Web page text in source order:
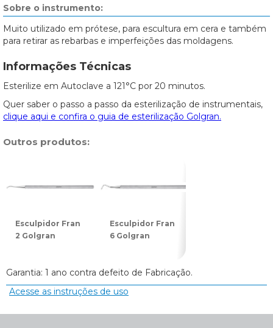
Sobre o instrumento:
Muito utilizado em prótese, para escultura em cera e também
para retirar as rebarbas e imperfeições das moldagens.
Informações Técnicas
Esterilize em Autoclave a 121°C por 20 minutos.
Quer saber o passo a passo da esterilização de instrumentais,
clique aqui e confira o guia de esterilização Golgran.
Outros produtos:
Esculpidor Fran
2 Golgran
Esculpidor Fran
6 Golgran
Garantia: 1 ano contra defeito de Fabricação.
Acesse as instruções de uso